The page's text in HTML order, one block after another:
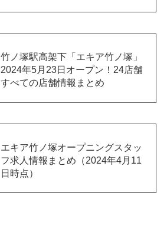
竹ノ塚駅高架下「エキア竹ノ塚」
2024年5月23日オープン！24店舗
すべての店舗情報まとめ
エキア竹ノ塚オープニングスタッ
フ求人情報まとめ（2024年4月11
日時点）